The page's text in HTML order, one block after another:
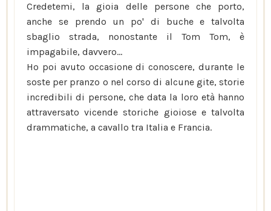
Credetemi, la gioia delle persone che porto,
anche se prendo un po' di buche e talvolta
sbaglio strada, nonostante il Tom Tom, è
impagabile, davvero...
Ho poi avuto occasione di conoscere, durante le
soste per pranzo o nel corso di alcune gite, storie
incredibili di persone, che data la loro età hanno
attraversato vicende storiche gioiose e talvolta
drammatiche, a cavallo tra Italia e Francia.